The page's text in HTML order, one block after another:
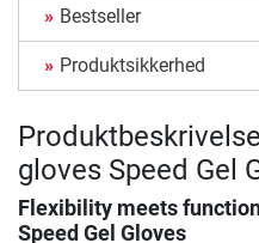
Bestseller
Produktsikkerhed
gloves Speed Gel
Flexibility meets
Speed Gel Gloves